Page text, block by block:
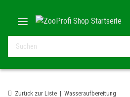
Zurück zur Liste Wasseraufbereitung